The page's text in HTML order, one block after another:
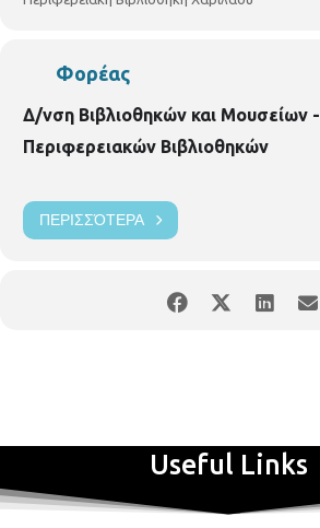
ref=hl
https://thessaloniki.gr/locations/
χαριλάου/
Φορέας
Δ/νση Βιβλιοθηκών και Μουσείων
Περιφερειακών Βιβλιοθηκών
ΠΕΡΙΣΣΌΤΕΡΑ
Useful Links